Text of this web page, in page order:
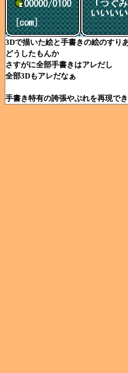
3Dで描いた絵と手書きの絵のすり
どうしたもんか
さすがに全部手書きはアレだし
全部3Dもアレだなぁ
手書き特有の誇張やぶれを再現で